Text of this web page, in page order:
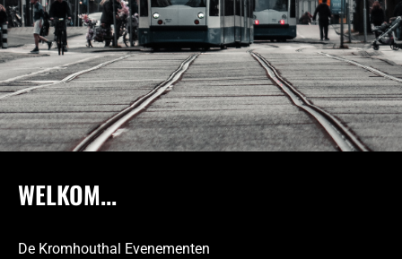
WELKOM...
De Kromhouthal Evenementen